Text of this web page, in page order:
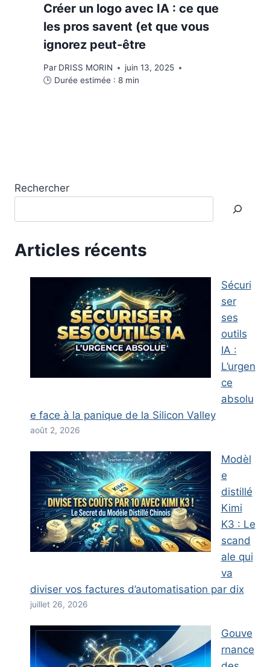
Créer un logo avec IA : ce que
les pros savent (et que vous
ignorez peut-être
Par DRISS MORIN
juin 13, 2025
🕒 Durée estimée : 8 min
Rechercher
Articles récents
Sécuri
ser
ses
outils
IA :
L’urgen
ce
absolu
e face à la panique de la Silicon Valley
août 2, 2026
Modèl
e
distillé
Kimi
K3 : Le
scand
ale qui
va
diviser vos factures d’automatisation par dix
juillet 26, 2026
Gouve
rnance